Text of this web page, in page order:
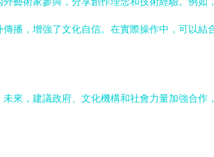
播，增強了文化自信。在實際操作中，可以結
來，建議政府、文化機構和社會力量加強合作